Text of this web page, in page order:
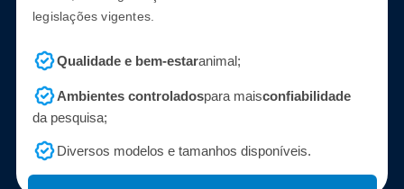
legislações vigentes.
Qualidade e bem-estaranimal;
Ambientes controladospara maisconfiabilidade
da pesquisa;
Diversos modelos e tamanhos disponíveis.